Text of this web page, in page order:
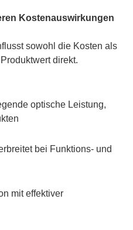
Kostenauswirkungen
sowohl die Kosten als
direkt.
optische Leistung,
bei Funktions- und
mit effektiver